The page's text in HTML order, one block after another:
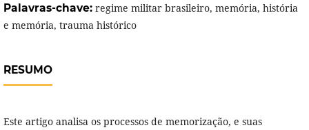
Palavras-chave: regime militar brasileiro, memória, história
e memória, trauma histórico
RESUMO
Este artigo analisa os processos de memorização, e suas